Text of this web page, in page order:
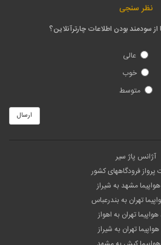
نظر سنجی
سودمند بودن اطلاعات چارترآنلاین؟
عالی
خوب
متوسط
ارسال
آژانس پاژ سیر
پرواز فرودگاههای کشور
مشهد به شیراز
تهران به بندرعباس
تهران به اهواز
تهران به شیراز